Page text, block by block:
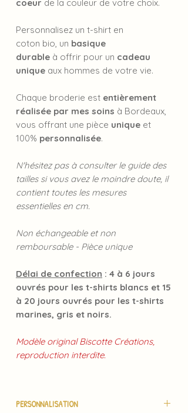
coeur de la couleur de votre choix.
Personnalisez un t-shirt en
coton bio, un basique
durable à offrir pour un cadeau
unique aux hommes de votre vie.
Chaque broderie est entièrement
réalisée par mes soins à Bordeaux,
vous offrant une pièce unique et
100% personnalisée.
N'hésitez pas à consulter le guide des
tailles si vous avez le moindre doute, il
contient toutes les mesures
essentielles en cm.
Non échangeable et non
remboursable - Pièce unique
Délai de confection : 4 à 6 jours
ouvrés pour les t-shirts blancs et 15
à 20 jours ouvrés pour les t-shirts
marines, gris et noirs.
Modèle original Biscotte Créations,
reproduction interdite.
PERSONNALISATION